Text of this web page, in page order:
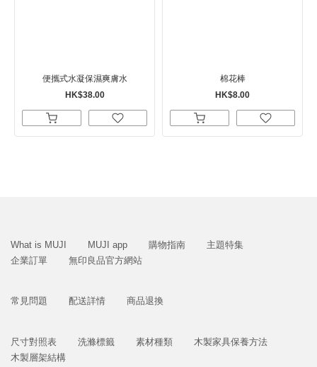
便攜式水凝保濕爽膚水
HK$38.00
棉花棒
HK$8.00
What is MUJI MUJI app 購物指南
主題特集
企業訂單
無印良品官方網站
常見問題 配送詳情 商品退換
尺寸對照表 洗滌標籤 素材種類
木製家具保養方法
木製層架結構